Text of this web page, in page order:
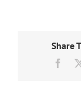
Share